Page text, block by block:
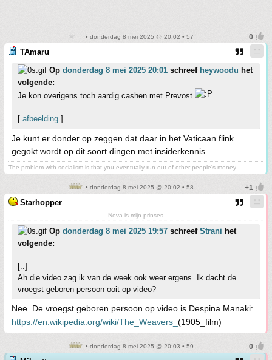
• donderdag 8 mei 2025 @ 20:02 • 57
TAmaru
Op donderdag 8 mei 2025 20:01 schreef heywoodu het
volgende:
Je kon overigens toch aardig cashen met Prevost
[ afbeelding ]
Je kunt er donder op zeggen dat daar in het Vaticaan flink
gegokt wordt op dit soort dingen met insiderkennis
The problem with socialism is that you eventually run out of other people's money
• donderdag 8 mei 2025 @ 20:02 • 58
Starhopper
Nova is mijn prinses
Op donderdag 8 mei 2025 19:57 schreef Strani het
volgende:
[..]
Ah die video zag ik van de week ook weer ergens. Ik dacht de
vroegst geboren persoon ooit op video?
Nee. De vroegst geboren persoon op video is Despina Manaki:
https://en.wikipedia.org/wiki/The_Weavers_ (1905_film)
• donderdag 8 mei 2025 @ 20:03 • 59